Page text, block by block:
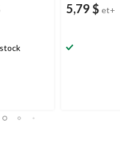
5,79 $ et+